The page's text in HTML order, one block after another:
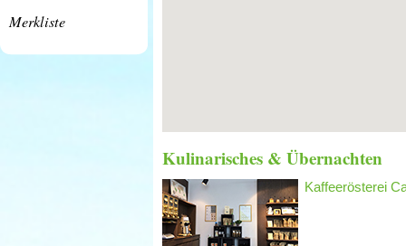
Merkliste
Kulinarisches & Übernachten
Kaffeerösterei